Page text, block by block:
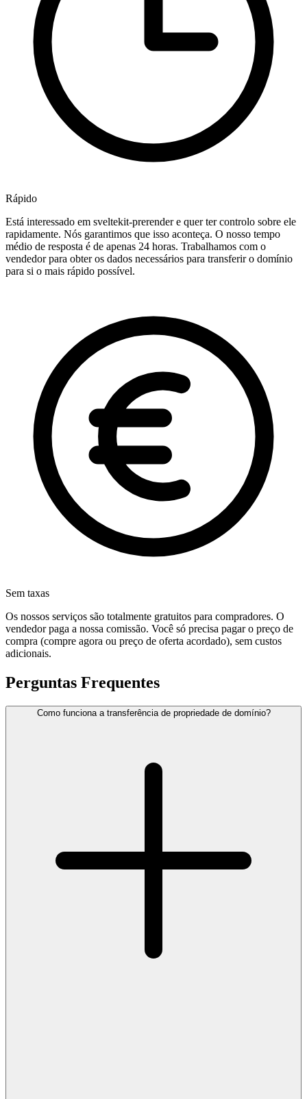
Rápido
Está interessado em sveltekit-prerender e quer ter controlo sobre ele
rapidamente. Nós garantimos que isso aconteça. O nosso tempo
médio de resposta é de apenas 24 horas. Trabalhamos com o
vendedor para obter os dados necessários para transferir o domínio
para si o mais rápido possível.
Sem taxas
Os nossos serviços são totalmente gratuitos para compradores. O
vendedor paga a nossa comissão. Você só precisa pagar o preço de
compra (compre agora ou preço de oferta acordado), sem custos
adicionais.
Perguntas Frequentes
Como funciona a transferência de propriedade de domínio?